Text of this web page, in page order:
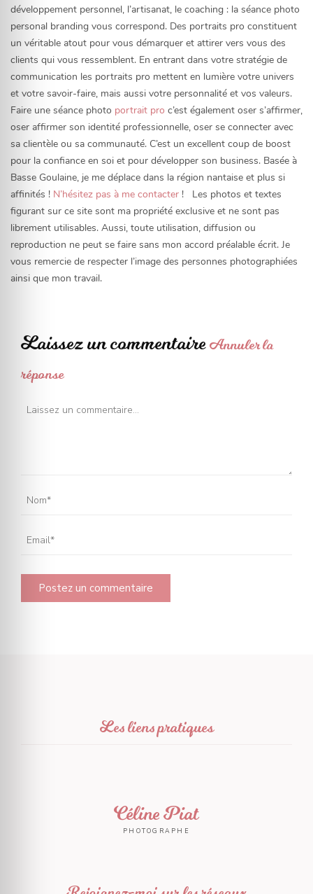
développement personnel, l’artisanat, le coaching : la séance photo
personal branding vous correspond. Des portraits pro constituent
un véritable atout pour vous démarquer et attirer vers vous des
clients qui vous ressemblent. En entrant dans votre stratégie de
communication les portraits pro mettent en lumière votre univers
et votre savoir-faire, mais aussi votre personnalité et vos valeurs.
Faire une séance photo portrait pro c’est également oser s’affirmer,
oser affirmer son identité professionnelle, oser se connecter avec
sa clientèle ou sa communauté. C’est un excellent coup de boost
pour la confiance en soi et pour développer son business. Basée à
Basse Goulaine, je me déplace dans la région nantaise et plus si
affinités ! N’hésitez pas à me contacter ! Les photos et textes
figurant sur ce site sont ma propriété exclusive et ne sont pas
librement utilisables. Aussi, toute utilisation, diffusion ou
reproduction ne peut se faire sans mon accord préalable écrit. Je
vous remercie de respecter l’image des personnes photographiées
ainsi que mon travail.
Laissez un commentaireAnnuler la
réponse
Les liens pratiques
Céline Piat
PHOTOGRAPHE